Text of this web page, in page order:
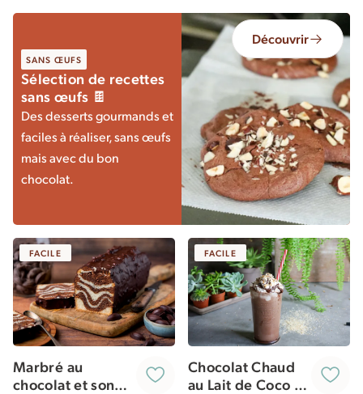
SANS ŒUFS
Sélection de recettes
sans œufs 🍫
Des desserts gourmands et
faciles à réaliser, sans œufs
mais avec du bon
chocolat.
Découvrir
FACILE
Marbré au
chocolat et son
FACILE
Chocolat Chaud
au Lait de Coco &